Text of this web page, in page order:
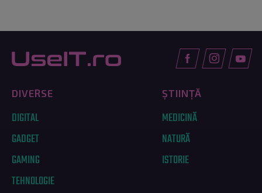
DIVERSE
DIGITAL
GADGET
GAMING
TEHNOLOGIE
ȘTIINȚĂ
MEDICINĂ
NATURĂ
ISTORIE